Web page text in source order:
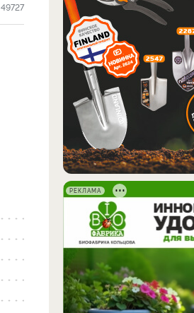
49727
РЕКЛАМА